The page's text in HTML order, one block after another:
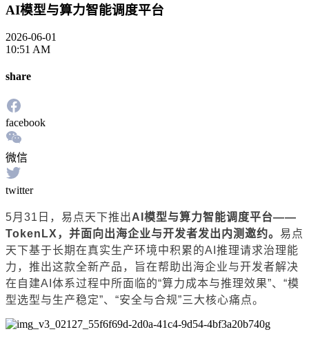
AI模型与算力智能调度平台
2026-06-01
10:51 AM
share
facebook
微信
twitter
5月31日，易点天下推出AI模型与算力智能调度平台——
TokenLX，并面向出海企业与开发者发出内测邀约。 易点
天下基于长期在真实生产环境中积累的AI推理请求治理能
力，推出这款全新产品，旨在帮助出海企业与开发者解决
在自建AI体系过程中所面临的“算力成本与推理效果”、“模
型选型与生产稳定”、“安全与合规”三大核心痛点。